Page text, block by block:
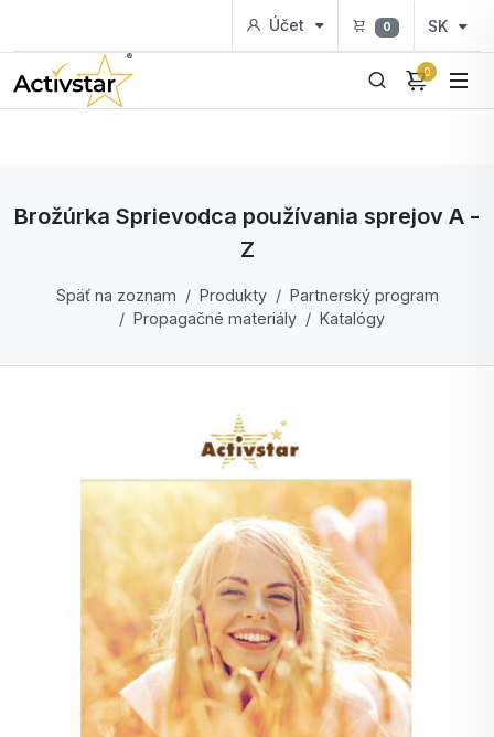
Účet 0 SK
0
Brožúrka Sprievodca používania sprejov A -
Z
Späť na zoznam Produkty
Partnerský program
Propagačné materiály
Katalógy